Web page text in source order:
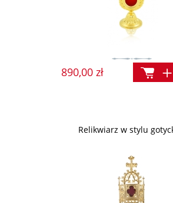
890,00 zł
Relikwiarz w stylu